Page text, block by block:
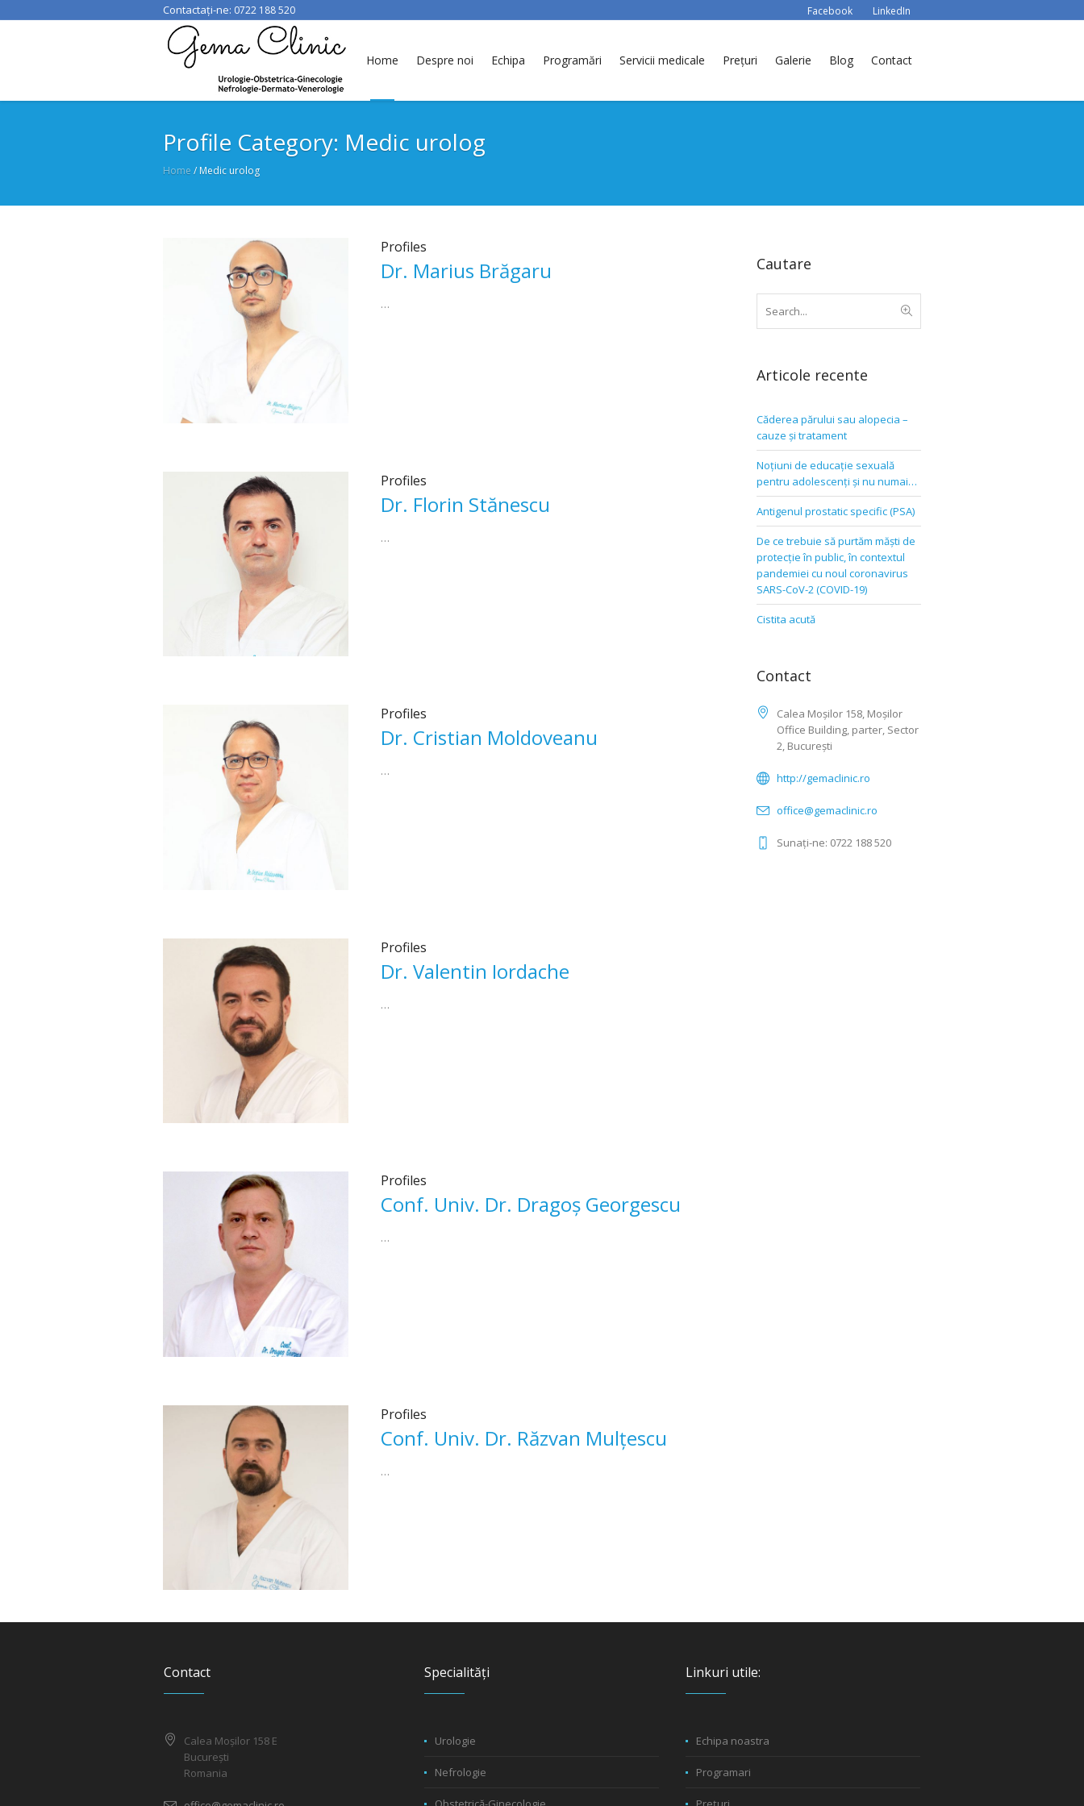
Facebook LinkedIn
Contactați-ne: 0722 188 520
Home Despre noi Echipa Programări Servicii medicale Prețuri Galerie Blog Contact
Profile Category: Medic urolog
Home / Medic urolog
Profiles
Dr. Marius Brăgaru
…
Profiles
Dr. Florin Stănescu
…
Profiles
Dr. Cristian Moldoveanu
…
Profiles
Dr. Valentin Iordache
…
Profiles
Conf. Univ. Dr. Dragoș Georgescu
…
Profiles
Conf. Univ. Dr. Răzvan Mulțescu
…
Cautare
Articole recente
Căderea părului sau alopecia –
cauze și tratament
Noțiuni de educație sexuală
pentru adolescenți și nu numai…
Antigenul prostatic specific (PSA)
De ce trebuie să purtăm măști de
protecție în public, în contextul
pandemiei cu noul coronavirus
SARS-CoV-2 (COVID-19)
Cistita acută
Contact
Calea Moșilor 158, Moșilor
Office Building, parter, Sector
2, București
http://gemaclinic.ro
office@gemaclinic.ro
Sunați-ne: 0722 188 520
Contact
Calea Moșilor 158 E
București
Romania
Specialități
Urologie
Nefrologie
Linkuri utile:
Echipa noastra
Programari